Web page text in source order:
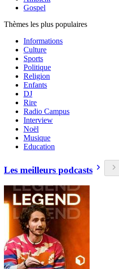
Gospel
Thèmes les plus populaires
Informations
Culture
Sports
Politique
Religion
Enfants
DJ
Rire
Radio Campus
Interview
Noël
Musique
Education
Les meilleurs podcasts